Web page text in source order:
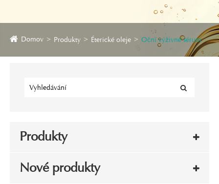
Domov Produkty Éterické oleje Oční výživné sérum
Produkty
Nové produkty